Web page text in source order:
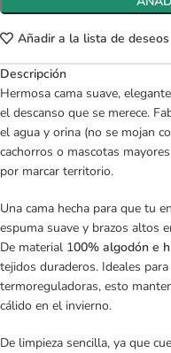
Añadir a la lista de deseos
Descripción
Hermosa cama suave,
el descanso que se merece.
el agua y orina (no se mojan
cachorros o mascotas
por marcar territorio.
Una cama hecha para que tu
espuma suave y brazos altos
De material 100% algodón e
tejidos duraderos. Ideales
termoreguladoras, esto
cálido en el invierno.
De limpieza sencilla, ya que